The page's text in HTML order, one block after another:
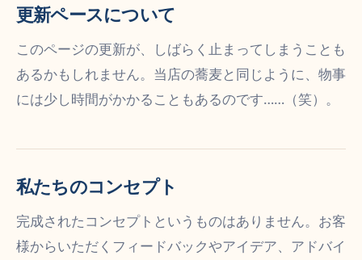
更新ペースについて
このページの更新が、しばらく止まってしまうことも
あるかもしれません。当店の蕎麦と同じように、物事
には少し時間がかかることもあるのです……（笑）。
私たちのコンセプト
完成されたコンセプトというものはありません。お客
様からいただくフィードバックやアイデア、アドバイ